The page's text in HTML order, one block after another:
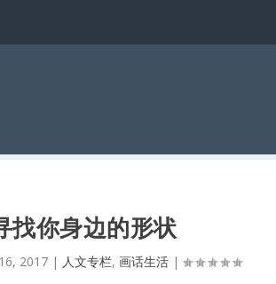
找你身边的形状
2017 | 人文专栏, 画话生活 |